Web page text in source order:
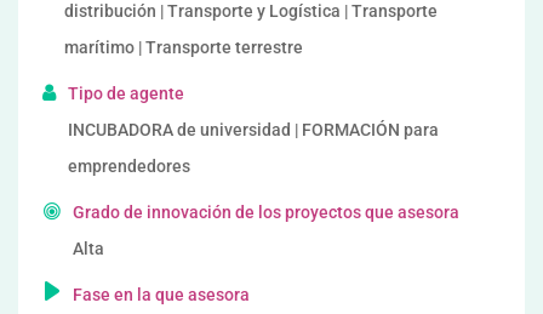
distribución | Transporte y Logística | Transporte
marítimo | Transporte terrestre
Tipo de agente
INCUBADORA de universidad | FORMACIÓN para
emprendedores
Grado de innovación de los proyectos que asesora
Alta
Fase en la que asesora